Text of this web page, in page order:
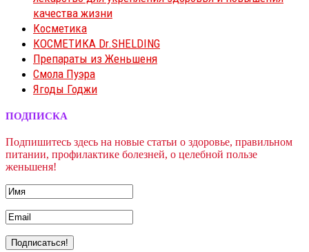
качества жизни
Косметика
КОСМЕТИКА Dr.SHELDING
Препараты из Женьшеня
Смола Пуэра
Ягоды Годжи
ПОДПИСКА
Подпишитесь здесь на новые статьи о здоровье, правильном
питании, профилактике болезней, о целебной пользе
женьшеня!